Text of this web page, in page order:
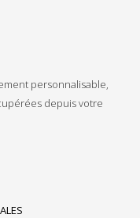
personnalisable,
depuis votre